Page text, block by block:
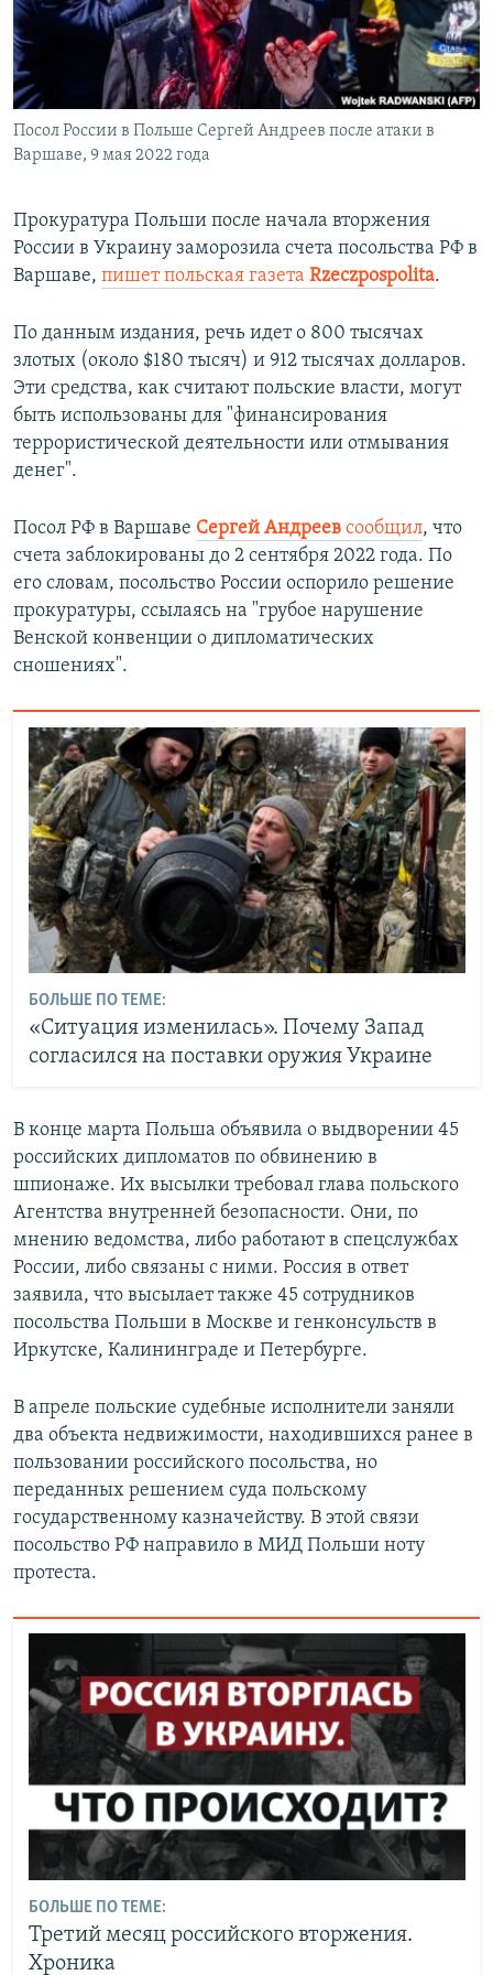
ПОБЕДИТЕЛЕЙ НЕ СУДЯТ?
КРЫМ.НЕПОКОРЕННЫЙ
ELIFBE
УКРАИНСКАЯ ПРОБЛЕМА КРЫМА
ПРИСОЕДИНЯЙТЕСЬ!
Все сайты RFE/RL
Посол России в Польше Сергей Андреев после атаки в
Варшаве, 9 мая 2022 года
Прокуратура Польши после начала вторжения
России в Украину заморозила счета посольства РФ в
Варшаве, пишет польская газета Rzeczpospolita.
По данным издания, речь идет о 800 тысячах
злотых (около $180 тысяч) и 912 тысячах долларов.
Эти средства, как считают польские власти, могут
быть использованы для "финансирования
террористической деятельности или отмывания
денег".
Посол РФ в Варшаве Сергей Андреев сообщил, что
счета заблокированы до 2 сентября 2022 года. По
его словам, посольство России оспорило решение
прокуратуры, ссылаясь на "грубое нарушение
Венской конвенции о дипломатических
сношениях".
БОЛЬШЕ ПО ТЕМЕ:
«Ситуация изменилась». Почему Запад
согласился на поставки оружия Украине
В конце марта Польша объявила о выдворении 45
российских дипломатов по обвинению в
шпионаже. Их высылки требовал глава польского
Агентства внутренней безопасности. Они, по
мнению ведомства, либо работают в спецслужбах
России, либо связаны с ними. Россия в ответ
заявила, что высылает также 45 сотрудников
посольства Польши в Москве и генконсульств в
Иркутске, Калининграде и Петербурге.
В апреле польские судебные исполнители заняли
два объекта недвижимости, находившихся ранее в
пользовании российского посольства, но
переданных решением суда польскому
государственному казначейству. В этой связи
посольство РФ направило в МИД Польши ноту
протеста.
БОЛЬШЕ ПО ТЕМЕ:
Третий месяц российского вторжения.
Хроника